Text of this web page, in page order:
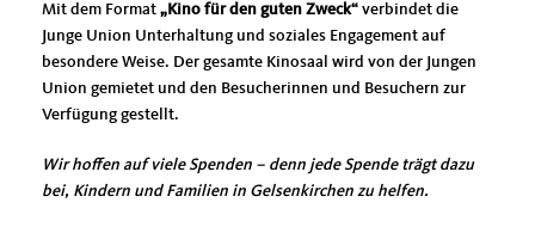
Mit dem Format Kino für den guten Zweck“ verbindet die
Junge Union Unterhaltung und soziales Engagement auf
besondere Weise. Der gesamte Kinosaal wird von der Jungen
Union gemietet und den Besucherinnen und Besuchern zur
Verfügung gestellt.
Wir hoffen auf viele Spenden – denn jede Spende trägt dazu
bei, Kindern und Familien in Gelsenkirchen zu helfen.